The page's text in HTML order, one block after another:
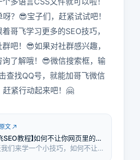
？😎宝子们，赶紧试试吧！
哥飞学习更多的SEO技巧，
吧！😎如果对社群感兴趣，
了解哦！😎微信搜索框，输
查找QQ号，就能加哥飞微信
赶紧行动起来吧！🤗
文
SEO教程】如何不让你网页里的大
按钮文案干扰你页面关键词密
们来学一个小技巧，如何不让